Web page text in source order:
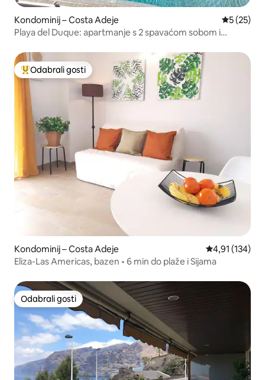
Kondominij – Costa Adeje Prosječna
5 (25)
Playa del Duque: apartmanje s 2 spavaćom sobom i
Među najviše rangiranima s oznakom „Odabrali gosti”
Odabrali gosti
Kondominij – Costa Adeje Prosječna
4,91 (134)
​Eliza-Las Americas, bazen • 6 min do plaže i Sijama
Odabrali gosti
Odabrali gosti